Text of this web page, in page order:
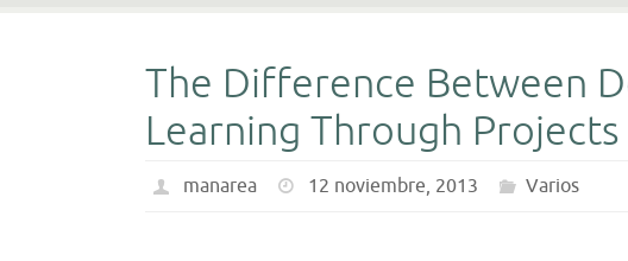
The Difference Between
Learning Through Projects
manarea 12 noviembre, 2013 Varios